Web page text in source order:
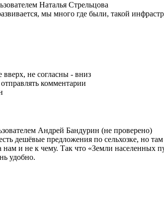
Наталья Стрельцова
мы много где были, такой
не согласны - вниз
комментарии
Андрей Бандурин (не проверено)
дешёвые предложения по сельхозке, но
и не к чему. Так что «Земли населенных
удобно.